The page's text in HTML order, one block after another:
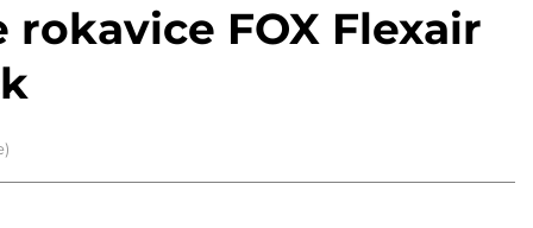
rokavice FOX Flexair